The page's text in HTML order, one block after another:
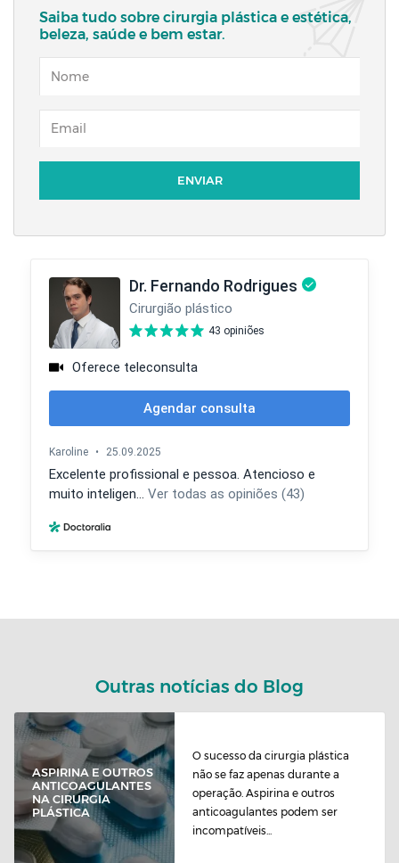
Saiba tudo sobre cirurgia plástica e estética,
beleza, saúde e bem estar.
Outras notícias do Blog
ASPIRINA E OUTROS
ANTICOAGULANTES
NA CIRURGIA
PLÁSTICA
O sucesso da cirurgia plástica
não se faz apenas durante a
operação. Aspirina e outros
anticoagulantes podem ser
incompatíveis...